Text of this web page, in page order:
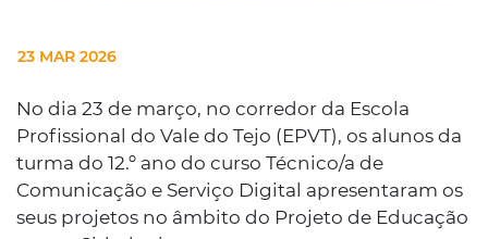
23 MAR 2026
No dia 23 de março, no corredor da Escola
Profissional do Vale do Tejo (EPVT), os alunos da
turma do 12.º ano do curso Técnico/a de
Comunicação e Serviço Digital apresentaram os
seus projetos no âmbito do Projeto de Educação